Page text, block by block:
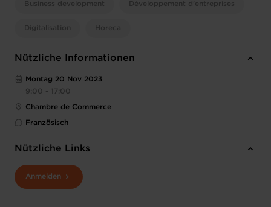
Business development Développement d'entreprises
Digitalisation Horeca
Nützliche Informationen
Montag 20 Nov 2023
9:00 - 17:00
Chambre de Commerce
Französisch
Nützliche Links
Anmelden